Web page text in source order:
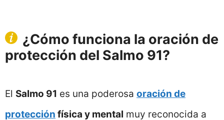
¿Cómo funciona la oración de
protección del Salmo 91?
El Salmo 91 es una poderosa oración de
protección física y mental muy reconocida a